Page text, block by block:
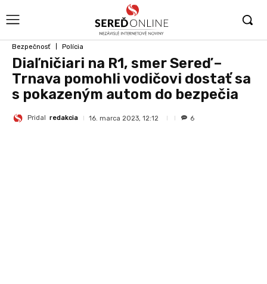
Bezpečnosť Polícia
Diaľničiari na R1, smer Sereď –
Trnava pomohli vodičovi dostať sa
s pokazeným autom do bezpečia
Pridal redakcia 16. marca 2023, 12:12 6